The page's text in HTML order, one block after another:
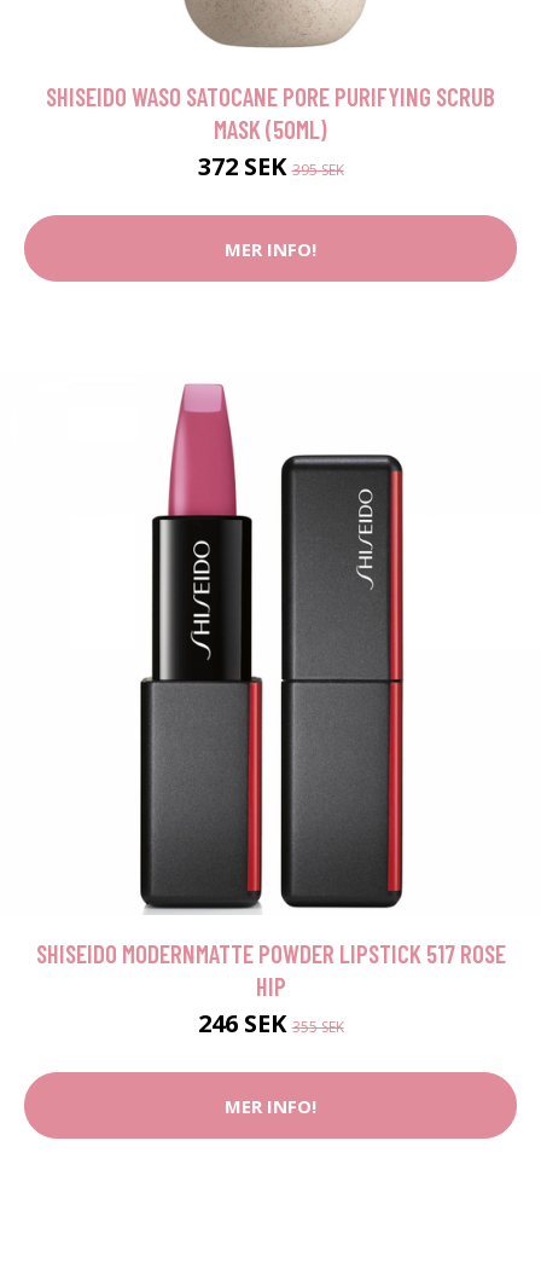
SHISEIDO WASO SATOCANE PORE PURIFYING SCRUB
MASK (50ML)
372 SEK395 SEK
MER INFO!
SHISEIDO MODERNMATTE POWDER LIPSTICK 517 ROSE
HIP
246 SEK355 SEK
MER INFO!